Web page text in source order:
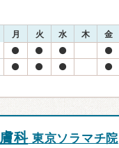
月 火 水 木 金
科東京ソラマチ院